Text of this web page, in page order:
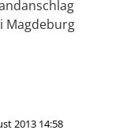
Magdeburg
2013 14:58